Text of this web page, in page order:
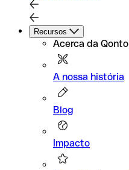
Recursos
Acerca da Qonto
A nossa história
Blog
Impacto